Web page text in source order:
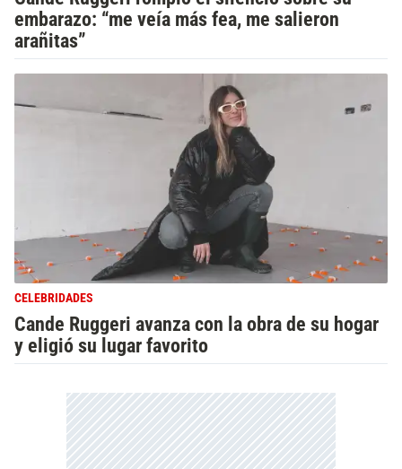
embarazo: “me veía más fea, me salieron
arañitas”
CELEBRIDADES
Cande Ruggeri avanza con la obra de su hogar
y eligió su lugar favorito